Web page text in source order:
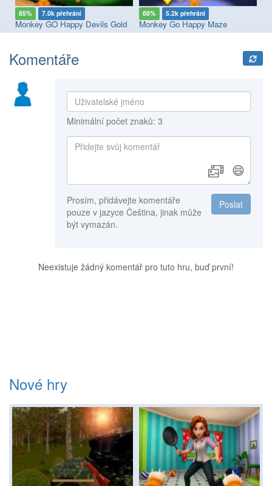
85% 7.0k přehrání
Monkey GO Happy Devils Gold
88% 5.2k přehrání
Monkey Go Happy Maze
Komentáře
Minimální počet znaků: 3
😄
Poslat
Prosím, přidávejte komentáře
pouze v jazyce Čeština, jinak může
být vymazán.
Neexistuje žádný komentář pro tuto hru, buď první!
Nové hry